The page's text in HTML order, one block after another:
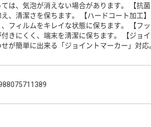
ては、気泡が消えない場合があります。 【抗
え、清潔さを保ちます。 【ハードコート加工
、フィルムをキレイな状態に保ちます。 【フ
付きにくく、端末を清潔に保ちます。 【ジョ
せが簡単に出来る「ジョイントマーカー」対応